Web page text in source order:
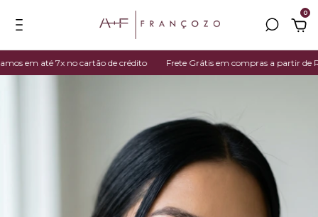
0
em até 7x no cartão de crédito Frete Grátis em compras a partir de R$